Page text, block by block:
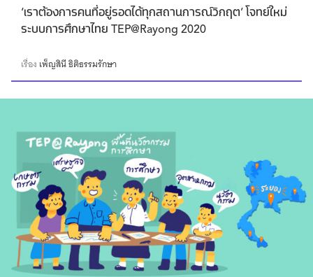
‘เราต้องการคนที่อยู่รอดได้ทุกสถานการณ์วิกฤต’ โจทย์ใหม่
ระบบการศึกษาไทย TEP@Rayong 2020
เรื่อง เพ็ญสินี ธิติธรรมรักษา